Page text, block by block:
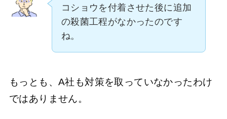
コショウを付着させた後に追加
の殺菌工程がなかったのです
ね。
もっとも、A社も対策を取っていなかったわけ
ではありません。